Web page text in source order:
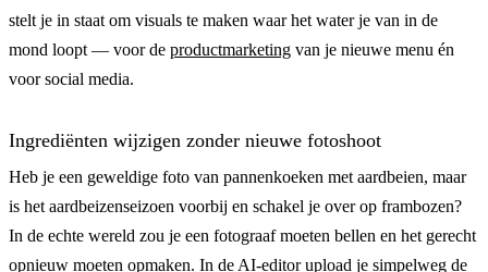
stelt je in staat om visuals te maken waar het water je van in de
mond loopt — voor de productmarketing van je nieuwe menu én
voor social media.
Ingrediënten wijzigen zonder nieuwe fotoshoot
Heb je een geweldige foto van pannenkoeken met aardbeien, maar
is het aardbeizenseizoen voorbij en schakel je over op frambozen?
In de echte wereld zou je een fotograaf moeten bellen en het gerecht
opnieuw moeten opmaken. In de AI-editor upload je simpelweg de